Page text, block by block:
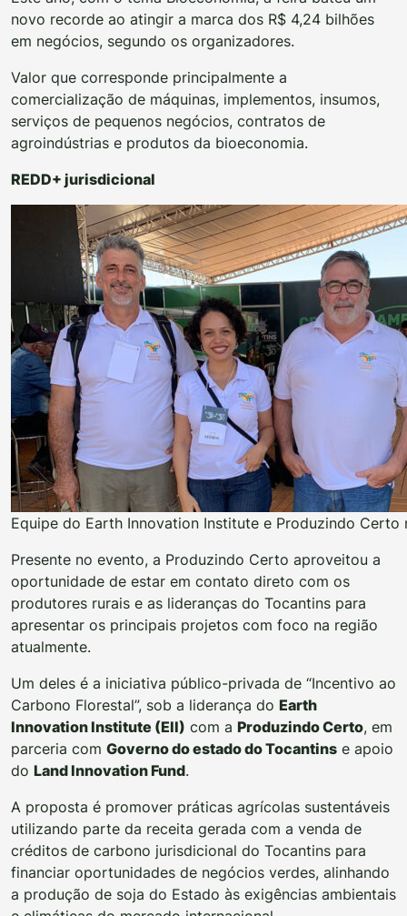
novo recorde ao atingir a marca dos R$ 4,24 bilhões
em negócios, segundo os organizadores.
Valor que corresponde principalmente a
comercialização de máquinas, implementos, insumos,
serviços de pequenos negócios, contratos de
agroindústrias e produtos da bioeconomia.
REDD+ jurisdicional
Equipe do Earth Innovation Institute e Produzindo Certo
Presente no evento, a Produzindo Certo aproveitou a
oportunidade de estar em contato direto com os
produtores rurais e as lideranças do Tocantins para
apresentar os principais projetos com foco na região
atualmente.
Um deles é a iniciativa público-privada de “Incentivo ao
Carbono Florestal”, sob a liderança do Earth
Innovation Institute (EII) com a Produzindo Certo, em
parceria com Governo do estado do Tocantins e apoio
do Land Innovation Fund.
A proposta é promover práticas agrícolas sustentáveis
utilizando parte da receita gerada com a venda de
créditos de carbono jurisdicional do Tocantins para
financiar oportunidades de negócios verdes, alinhando
a produção de soja do Estado às exigências ambientais